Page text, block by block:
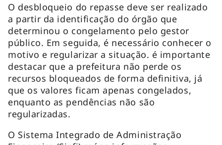
O desbloqueio do repasse deve ser realizado
a partir da identificação do órgão que
determinou o congelamento pelo gestor
público. Em seguida, é necessário conhecer o
motivo e regularizar a situação. é importante
destacar que a prefeitura não perde os
recursos bloqueados de forma definitiva, já
que os valores ficam apenas congelados,
enquanto as pendências não são
regularizadas.
O Sistema Integrado de Administração